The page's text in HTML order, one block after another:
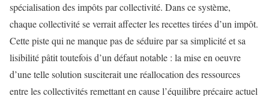
spécialisation des impôts par collectivité. Dans ce système,
chaque collectivité se verrait affecter les recettes tirées d’un impôt.
Cette piste qui ne manque pas de séduire par sa simplicité et sa
lisibilité pâtit toutefois d’un défaut notable : la mise en oeuvre
d’une telle solution susciterait une réallocation des ressources
entre les collectivités remettant en cause l’équilibre précaire actuel